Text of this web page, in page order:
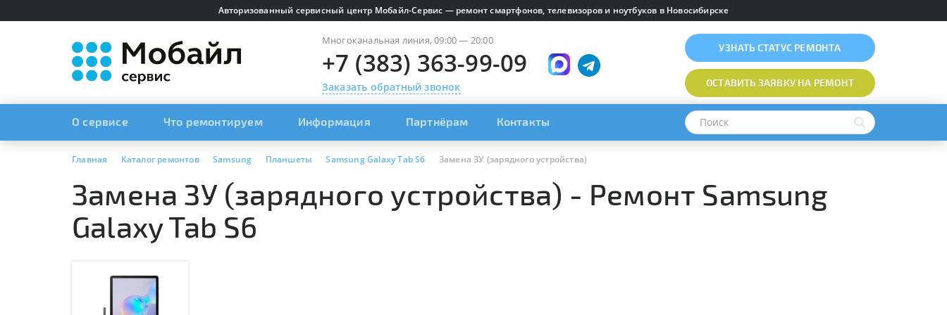
Авторизованный сервисный центр Мобайл-Сервис — ремонт смартфонов, телевизоров и ноутбуков в Новосибирске
Многоканальная линия, 09:00 — 20:00
+7 (383) 363-99-09
Заказать обратный звонок
УЗНАТЬ СТАТУС РЕМОНТА
ОСТАВИТЬ ЗАЯВКУНА РЕМОНТ
О сервисе Что ремонтируем Информация Партнёрам Контакты
Главная Каталог ремонтов Samsung Планшеты Samsung Galaxy Tab S6 Замена ЗУ (зарядного устройства)
Замена ЗУ (зарядного устройства) - Ремонт Samsung
Galaxy Tab S6